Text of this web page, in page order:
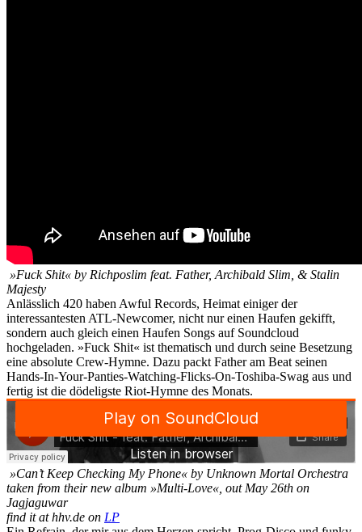
»Fuck Shit« by Richposlim feat. Father, Archibald Slim, & Stalin
Majesty
Anlässlich 420 haben Awful Records, Heimat einiger der
interessantesten ATL-Newcomer, nicht nur einen Haufen gekifft,
sondern auch gleich einen Haufen Songs auf Soundcloud
hochgeladen. »Fuck Shit« ist thematisch und durch seine Besetzung
eine absolute Crew-Hymne. Dazu packt Father am Beat seinen
Hands-In-Your-Panties-Watching-Flicks-On-Toshiba-Swag aus und
fertig ist die dödeligste Riot-Hymne des Monats.
»Can’t Keep Checking My Phone« by Unknown Mortal Orchestra
taken from their new album »Multi-Love«, out May 26th on
Jagjaguwar
find it at hhv.de on LP